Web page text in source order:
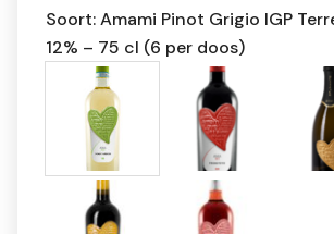
Soort: Amami Pinot Grigio IGP
12% – 75 cl (6 per doos)